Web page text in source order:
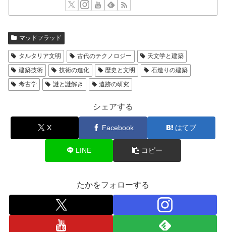
マッドフラッド
タルタリア文明 古代のテクノロジー
天文学と建築
建築技術
技術の進化 歴史と文明
石造りの建築
考古学
謎と謎解き 遺跡の研究
シェアする
X Facebook はてブ
LINE コピー
たかをフォローする